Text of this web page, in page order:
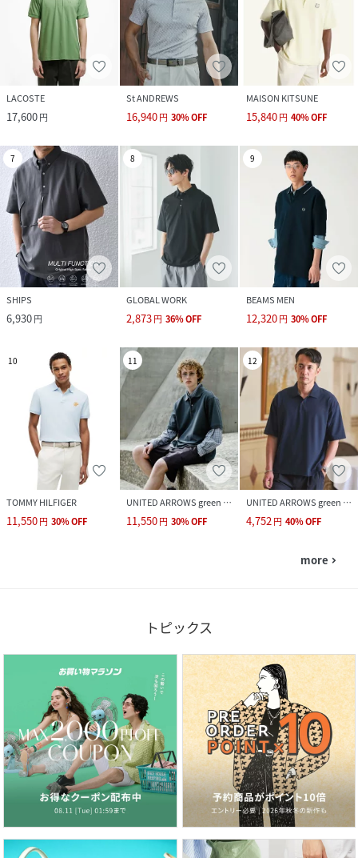
LACOSTE
17,600円
St ANDREWS
16,940円 30%OFF
MAISON KITSUNE
15,840円 40%OFF
7
SHIPS
6,930円
8
GLOBAL WORK
2,873円 36%OFF
9
BEAMS MEN
12,320円 30%OFF
10
TOMMY HILFIGER
11,550円 30%OFF
11
UNITED ARROWS green label relaxing
11,550円 30%OFF
12
UNITED ARROWS green label relaxing
4,752円 40%OFF
more navigate_next
トピックス